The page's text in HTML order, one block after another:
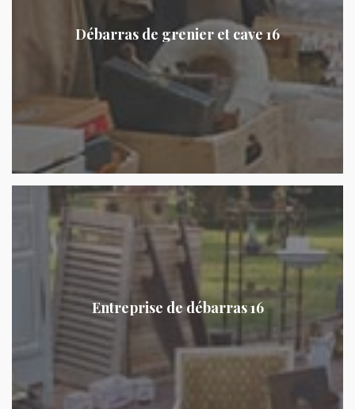
Débarras de grenier et cave 16
Entreprise de débarras 16